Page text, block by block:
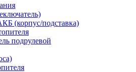
(корпус/подставка)
подрулевой